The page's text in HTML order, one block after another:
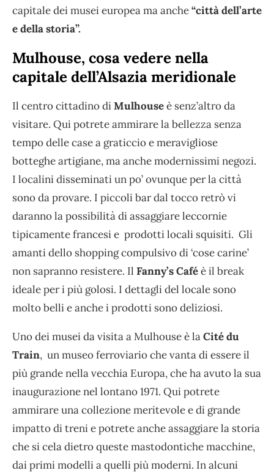
capitale dei musei europea ma anche“città dell’arte
e della storia”.
Mulhouse, cosa vedere nella
capitale dell’Alsazia meridionale
Il centro cittadino diMulhouseè senz’altro da
visitare. Qui potrete ammirare la bellezza senza
tempo delle case a graticcio e meravigliose
botteghe artigiane, ma anche modernissimi negozi.
I localini disseminati un po’ ovunque per la città
sono da provare. I piccoli bar dal tocco retrò vi
daranno la possibilità di assaggiare leccornie
tipicamente francesi e prodotti locali squisiti. Gli
amanti dello shopping compulsivo di ‘cose carine’
non sapranno resistere. Il Fanny’s Caféè il break
ideale per i più golosi. I dettagli del locale sono
molto belli e anche i prodotti sono deliziosi.
Uno dei musei da visita a Mulhouse è laCité du
Train, un museo ferroviario che vanta di essere il
più grande nella vecchia Europa, che ha avuto la sua
inaugurazione nel lontano 1971. Qui potrete
ammirare una collezione meritevole e di grande
impatto di treni e potrete anche assaggiare la storia
che si cela dietro queste mastodontiche macchine,
dai primi modelli a quelli più moderni. In alcuni